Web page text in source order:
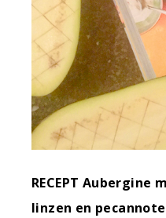
RECEPT
linzen en